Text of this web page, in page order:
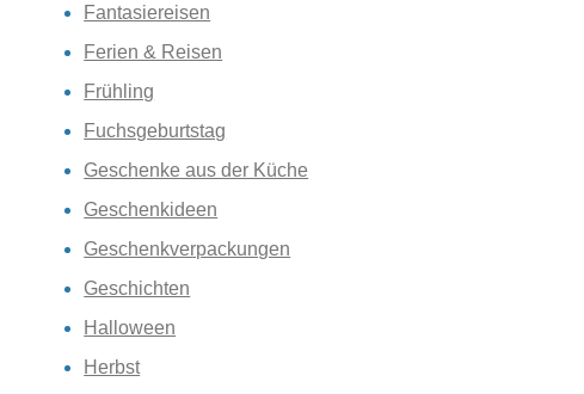
Fantasiereisen
Ferien & Reisen
Frühling
Fuchsgeburtstag
Geschenke aus der Küche
Geschenkideen
Geschenkverpackungen
Geschichten
Halloween
Herbst